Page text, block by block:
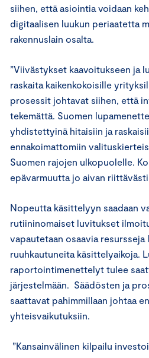
siihen, että asiointia voidaan
digitaalisen luukun periaatetta
rakennuslain osalta.
”Viivästykset kaavoitukseen ja
raskaita kaikenkokoisille
prosessit johtavat siihen, että
tekemättä. Suomen
yhdistettyinä hitaisiin ja
ennakoimattomiin
Suomen rajojen ulkopuolelle.
epävarmuutta jo aivan
Nopeutta käsittelyyn saadaan
rutiininomaiset luvitukset
vapautetaan osaavia resursseja
ruuhkautuneita käsittelyaikoja.
raportointimenettelyt tulee
järjestelmään. Säädösten ja
saattavat pahimmillaan johtaa
yhteisvaikutuksiin.
”Kansainvälinen kilpailu